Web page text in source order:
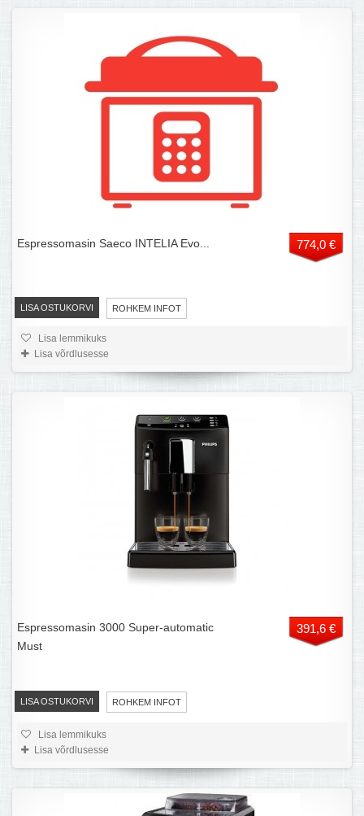
Espressomasin Saeco INTELIA Evo... 774,0 €
LISA OSTUKORVI ROHKEM INFOT
Lisa lemmikuks
Lisa võrdlusesse
Espressomasin 3000 Super-automatic
Must
391,6 €
LISA OSTUKORVI ROHKEM INFOT
Lisa lemmikuks
Lisa võrdlusesse